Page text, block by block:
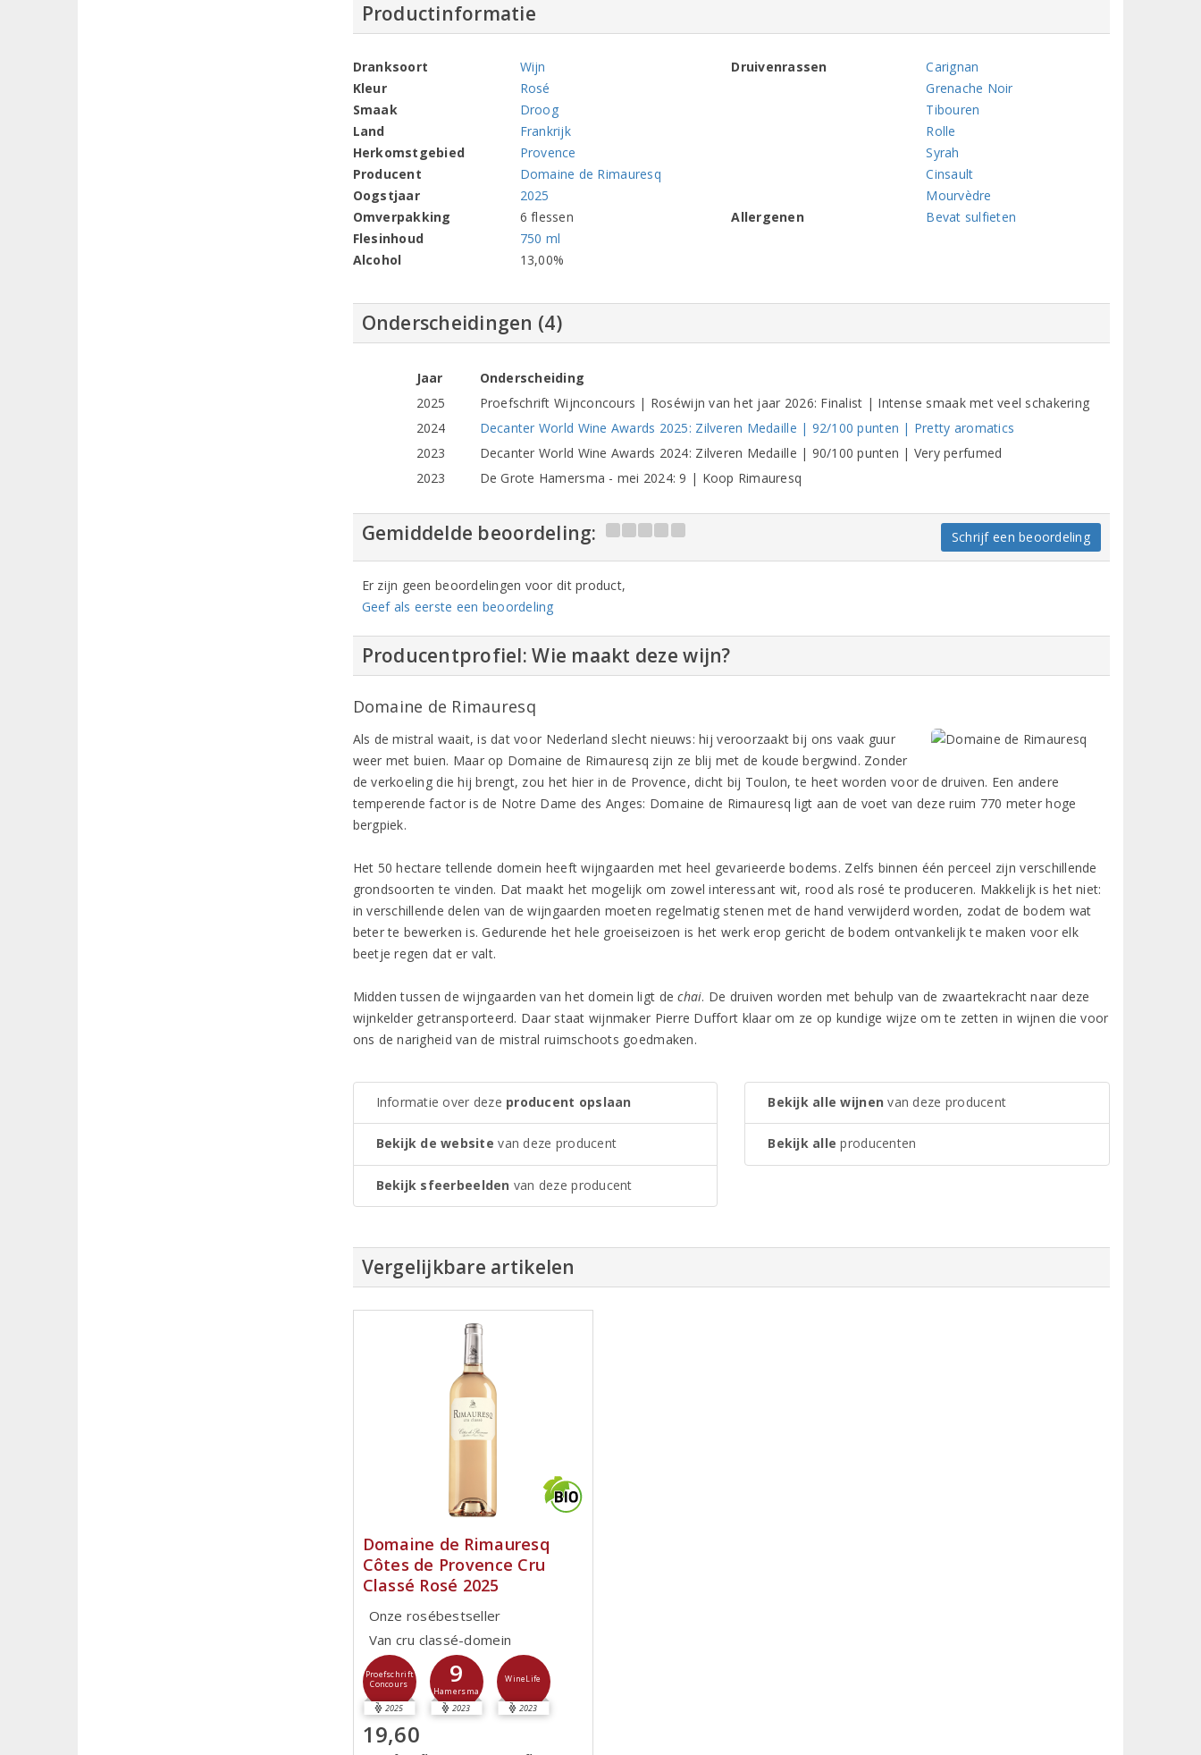
Productinformatie
Dranksoort
Wijn
Kleur
Rosé
Smaak
Droog
Land
Frankrijk
Herkomstgebied
Provence
Producent
Domaine de Rimauresq
Oogstjaar
2025
Omverpakking
6 flessen
Flesinhoud
750 ml
Alcohol
13,00%
Druivenrassen
Carignan
Grenache Noir
Tibouren
Rolle
Syrah
Cinsault
Mourvèdre
Allergenen
Bevat sulfieten
Onderscheidingen (4)
Jaar
Onderscheiding
2025
Proefschrift Wijnconcours | Roséwijn van het jaar 2026: Finalist | Intense smaak met veel schakering
2024
Decanter World Wine Awards 2025: Zilveren Medaille | 92/100 punten | Pretty aromatics
2023
Decanter World Wine Awards 2024: Zilveren Medaille | 90/100 punten | Very perfumed
2023
De Grote Hamersma - mei 2024: 9 | Koop Rimauresq
Gemiddelde beoordeling: Schrijf een beoordeling
Er zijn geen beoordelingen voor dit product,
Geef als eerste een beoordeling
Producentprofiel: Wie maakt deze wijn?
Domaine de Rimauresq
Als de mistral waait, is dat voor Nederland slecht nieuws: hij veroorzaakt bij ons vaak guur
weer met buien. Maar op Domaine de Rimauresq zijn ze blij met de koude bergwind. Zonder
de verkoeling die hij brengt, zou het hier in de Provence, dicht bij Toulon, te heet worden voor de druiven. Een andere
temperende factor is de Notre Dame des Anges: Domaine de Rimauresq ligt aan de voet van deze ruim 770 meter hoge
bergpiek.
Het 50 hectare tellende domein heeft wijngaarden met heel gevarieerde bodems. Zelfs binnen één perceel zijn verschillende
grondsoorten te vinden. Dat maakt het mogelijk om zowel interessant wit, rood als rosé te produceren. Makkelijk is het niet:
in verschillende delen van de wijngaarden moeten regelmatig stenen met de hand verwijderd worden, zodat de bodem wat
beter te bewerken is. Gedurende het hele groeiseizoen is het werk erop gericht de bodem ontvankelijk te maken voor elk
beetje regen dat er valt.
Midden tussen de wijngaarden van het domein ligt dechai. De druiven worden met behulp van de zwaartekracht naar deze
wijnkelder getransporteerd. Daar staat wijnmaker Pierre Duffort klaar om ze op kundige wijze om te zetten in wijnen die voor
ons de narigheid van de mistral ruimschoots goedmaken.
Informatie over deze producent opslaan
Bekijk de website van deze producent
Bekijk sfeerbeelden van deze producent
Bekijk alle wijnen van deze producent
Bekijk alle producenten
Vergelijkbare artikelen
Domaine de Rimauresq
Côtes de Provence Cru
Classé Rosé 2025
Onze rosébestseller
Van cru classé-domein
Proefschrift
Concours
2025
9
Hamersma
2023
WineLife
2023
19,60